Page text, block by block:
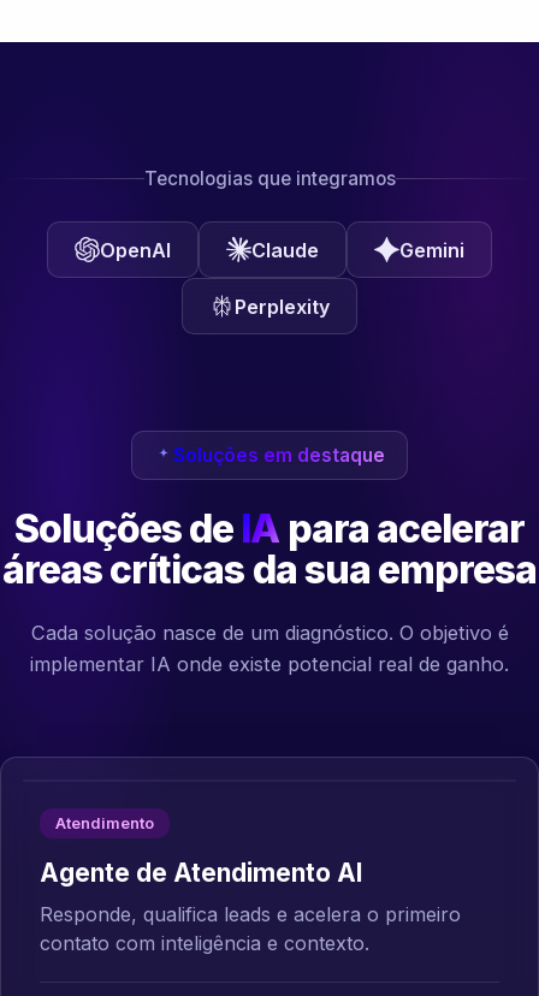
Tecnologias que integramos
OpenAI Claude Gemini
Perplexity
Soluções em destaque
Soluções de IA para acelerar
áreas críticas da sua empresa
Cada solução nasce de um diagnóstico. O objetivo é
implementar IA onde existe potencial real de ganho.
Atendimento
Agente de Atendimento AI
Responde, qualifica leads e acelera o primeiro
contato com inteligência e contexto.